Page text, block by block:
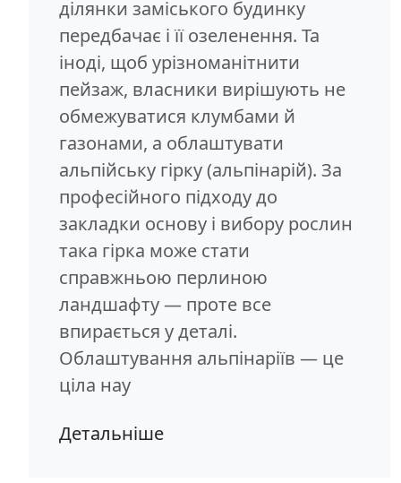
ділянки заміського будинку
передбачає і її озеленення. Та
іноді, щоб урізноманітнити
пейзаж, власники вирішують не
обмежуватися клумбами й
газонами, а облаштувати
альпійську гірку (альпінарій). За
професійного підходу до
закладки основу і вибору рослин
така гірка може стати
справжньою перлиною
ландшафту — проте все
впирається у деталі.
Облаштування альпінаріїв — це
ціла нау
Детальніше